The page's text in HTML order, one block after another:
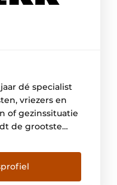
dé specialist
vriezers en
of gezinssituatie
de grootste
als
speciaal zijn